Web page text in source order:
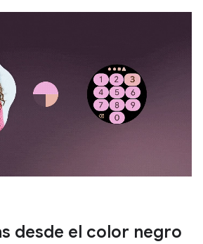
desde el color negro